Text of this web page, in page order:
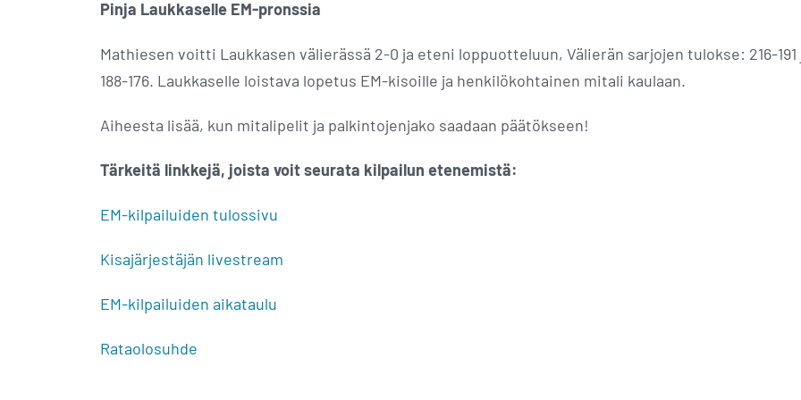
Pinja Laukkaselle EM-pronssia
Mathiesen voitti Laukkasen välierässä 2-0 ja eteni loppuotteluun, Välierän sarjojen tulokse: 216-191
188-176. Laukkaselle loistava lopetus EM-kisoille ja henkilökohtainen mitali kaulaan.
Aiheesta lisää, kun mitalipelit ja palkintojenjako saadaan päätökseen!
Tärkeitä linkkejä, joista voit seurata kilpailun etenemistä:
EM-kilpailuiden tulossivu
Kisajärjestäjän livestream
EM-kilpailuiden aikataulu
Rataolosuhde